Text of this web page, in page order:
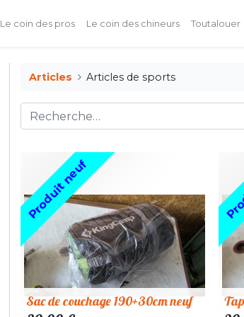
Le coin des pros Le coin des chineurs Toutalouer
Articles Articles de sports
Sac de couchage 190+30cm neuf
Produit neuf